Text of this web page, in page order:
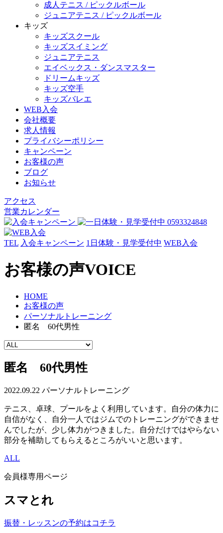
成人テニス / ピックルボール
ジュニアテニス / ピックルボール
キッズ
キッズスクール
キッズスイミング
ジュニアテニス
エイベックス・ダンスマスター
ドリームキッズ
キッズ空手
キッズバレエ
WEB入会
会社概要
求人情報
プライバシーポリシー
キャンペーン
お客様の声
ブログ
お知らせ
アクセス
営業カレンダー
TEL 入会キャンペーン 1日体験・見学受付中 WEB入会
お客様の声VOICE
HOME
お客様の声
パーソナルトレーニング
匿名 60代男性
匿名 60代男性
2022.09.22 パーソナルトレーニング
テニス、卓球、プールをよく利用しています。自分の体力に
自信がなく、自分一人ではジムでのトレーニングができませ
んでしたが、少し体力がつきました。自分だけではやらない
部分を補助してもらえるところがいいと思います。
ALL
会員様専用ページ
スマとれ
振替・レッスンの予約はコチラ